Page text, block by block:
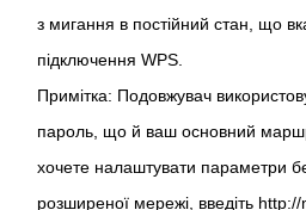
з мигання в постійний стан, що
підключення WPS.
Примітка: Подовжувач
пароль, що й ваш основний
хочете налаштувати параметри
розширеної мережі, введіть